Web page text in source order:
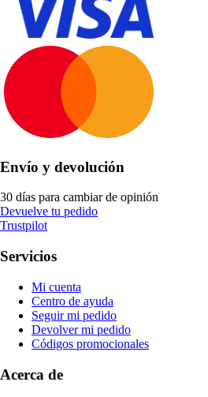
Envío y devolución
30 días para cambiar de opinión
Devuelve tu pedido
Trustpilot
Servicios
Mi cuenta
Centro de ayuda
Seguir mi pedido
Devolver mi pedido
Códigos promocionales
Acerca de